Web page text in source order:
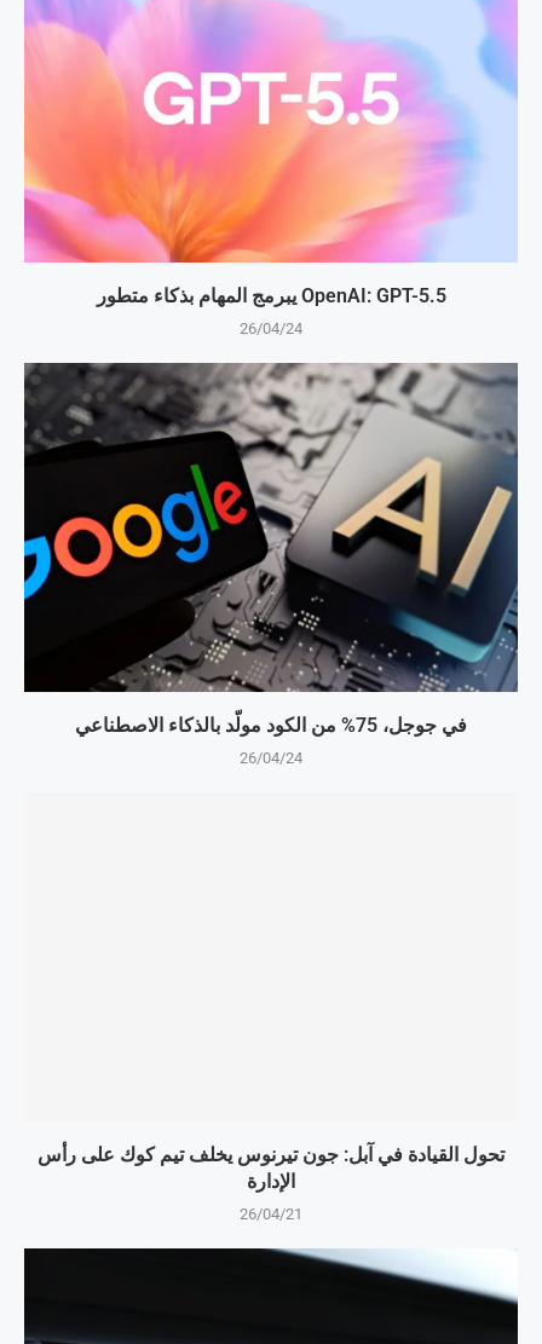
OpenAI: GPT-5.5 يبرمج المهام بذكاء متطور
26/04/24
في جوجل، 75% من الكود مولّد بالذكاء الاصطناعي
26/04/24
تحول القيادة في آبل: جون تيرنوس يخلف تيم كوك على رأس
الإدارة
26/04/21